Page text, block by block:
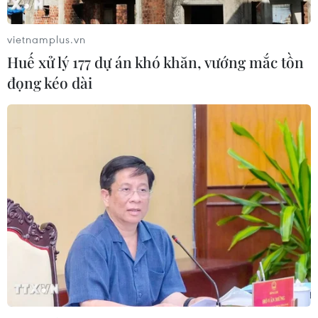
càng chia rẽ.
Giới lãnh đạo Lib Dem trước đó từng khẳng
định rằng chính sách trợ cấp chonăng lượng
"xanh" cần phải được "án binh bất động". Bộ
trưởng Kinh doanh, Sángtạo và Kỹ năng Vince
Cable - một thành viên của Lib Dem, chỉ trích
rằng mọi nỗlực trợ cấp cho năng lượng "xanh"
đều không thích hợp.
Theo ông, giá năng lượng tăng xuất phát từ
nhiều nguyên nhân khác nhau,trong đó có tình
trạng biến động trên thị trường năng lượng thế
giới. Bộ trưởngNăng lượng và Biến đổi khí hậu
Ed Davey thuộc Lib Dem cũng lên tiếng phản
bác ýđịnh của Đảng Bảo thủ.
vietnamplus.vn
Huế xử lý 177 dự án khó khăn, vướng mắc tồn
đọng kéo dài